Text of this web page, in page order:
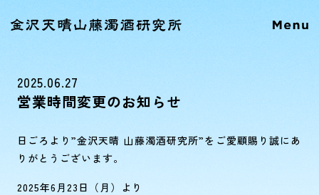
2025.06.27
営業時間変更のお知らせ
日ごろより”金沢天晴 山藤濁酒研究所”をご愛顧賜り誠にあ
りがとうございます。
2025年6月23日（月）より